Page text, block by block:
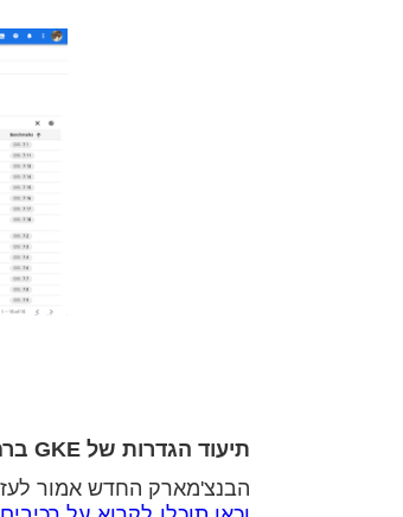
תיעוד הגדרות של GKE ברמת הבקרה
הבנצ'מארק החדש אמור